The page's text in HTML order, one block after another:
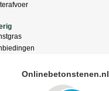
Onlinebetonstenen.nl